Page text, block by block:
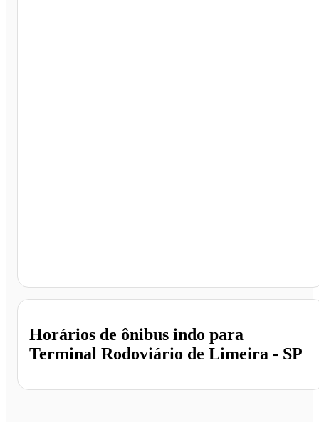
Horários de ônibus indo para
Terminal Rodoviário de Limeira - SP